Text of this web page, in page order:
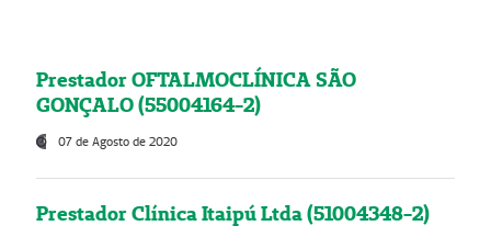
Prestador OFTALMOCLÍNICA SÃO
GONÇALO (55004164-2)
07 de Agosto de 2020
Prestador Clínica Itaipú Ltda (51004348-2)